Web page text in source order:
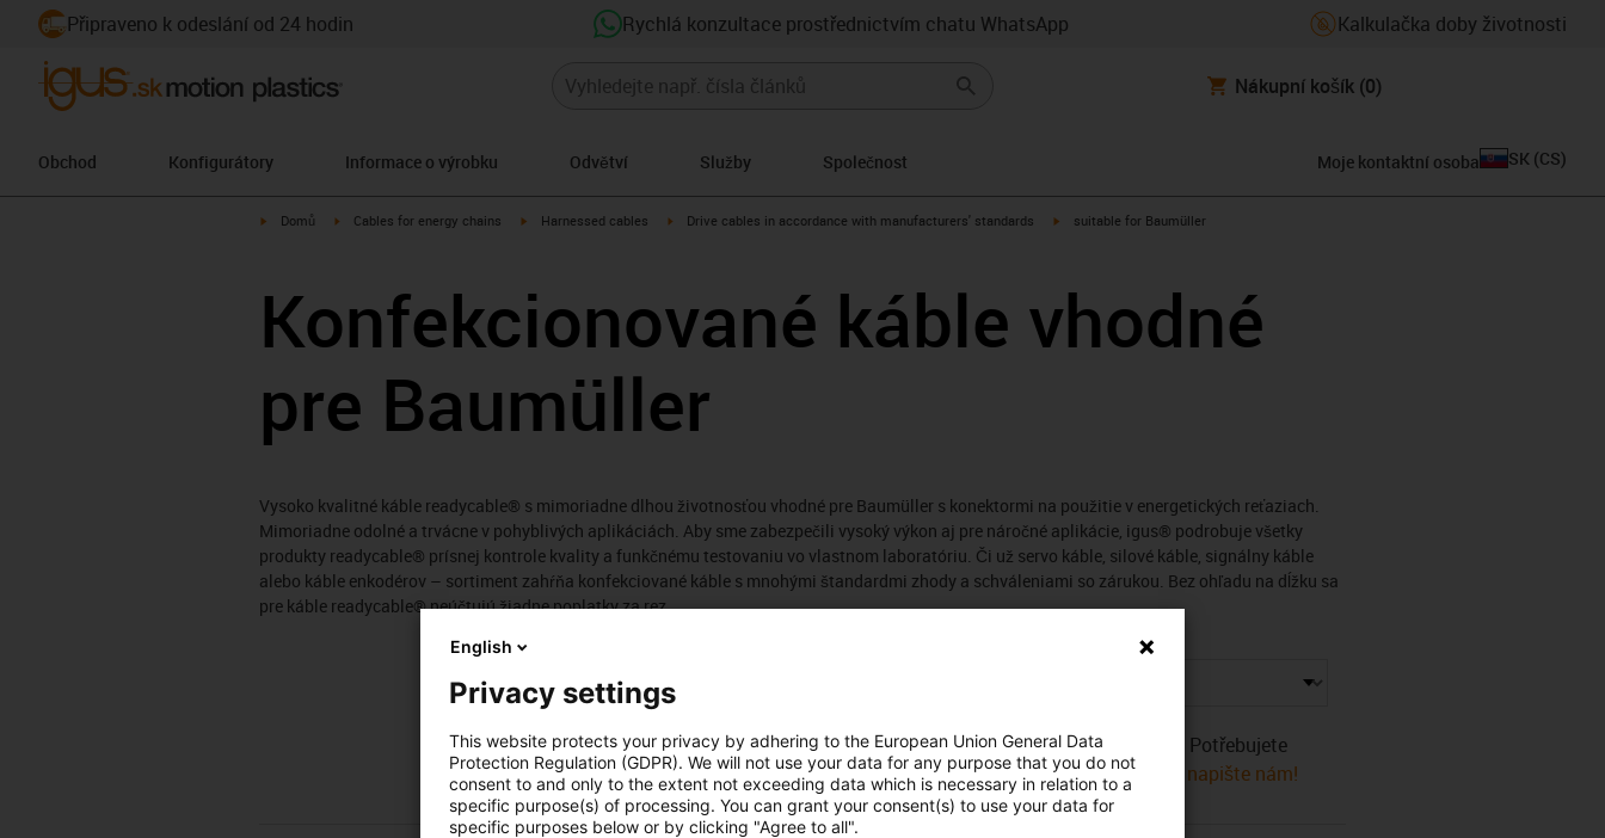
Připraveno k odeslání od 24 hodin Rychlá konzultace prostřednictvím chatu WhatsApp Kalkulačka doby životnosti
Nákupní košík (0)
Obchod Konfigurátory Informace o výrobku Odvětví Služby Společnost Moje kontaktní osoba SK (CS)
igus-icon-arrow-right
Domů igus-icon-arrow-right
Cables for energy chains igus-icon-arrow-right
Harnessed cables igus-icon-arrow-right
Drive cables in accordance with manufacturers' standards igus-icon-arrow-right
suitable for Baumüller
Konfekcionované káble vhodné
pre Baumüller
Vysoko kvalitné káble readycable® s mimoriadne dlhou životnosťou vhodné pre Baumüller s konektormi na použitie v energetických reťaziach.
Mimoriadne odolné a trvácne v pohyblivých aplikáciách. Aby sme zabezpečili vysoký výkon aj pre náročné aplikácie, igus® podrobuje všetky
produkty readycable® prísnej kontrole kvality a funkčnému testovaniu vo vlastnom laboratóriu. Či už servo káble, silové káble, signálny káble
alebo káble enkodérov – sortiment zahŕňa konfekciované káble s mnohými štandardmi zhody a schváleniami so zárukou. Bez ohľadu na dĺžku sa
pre káble readycable® neúčtujú žiadne poplatky za rez.
Počet produktů:
Bohužel v současné době nejsou v této kategorii k dispozici žádné produkty. Potřebujete
podporu nebo řešení na míru? LiveChat igus® Vám okamžitě pomůže! Nebo napište nám!
English
Privacy settings
This website protects your privacy by adhering to the European Union General Data
Protection Regulation (GDPR). We will not use your data for any purpose that you do not
consent to and only to the extent not exceeding data which is necessary in relation to a
specific purpose(s) of processing. You can grant your consent(s) to use your data for
specific purposes below or by clicking "Agree to all".